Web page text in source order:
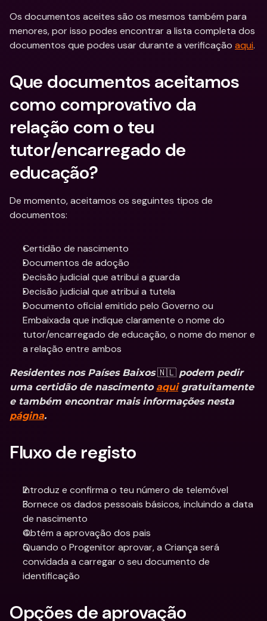
Os documentos aceites são os mesmos também para
menores, por isso podes encontrar a lista completa dos
documentos que podes usar durante a verificação aqui.
Que documentos aceitamos
como comprovativo da
relação com o teu
tutor/encarregado de
educação?
De momento, aceitamos os seguintes tipos de
documentos:
Certidão de nascimento
Documentos de adoção
Decisão judicial que atribui a guarda
Decisão judicial que atribui a tutela
Documento oficial emitido pelo Governo ou
Embaixada que indique claramente o nome do
tutor/encarregado de educação, o nome do menor e
a relação entre ambos
Residentes nos Países Baixos 🇳🇱 podem pedir
uma certidão de nascimento aqui gratuitamente
e também encontrar mais informações nesta
página.
Fluxo de registo
Introduz e confirma o teu número de telemóvel
Fornece os dados pessoais básicos, incluindo a data
de nascimento
Obtém a aprovação dos pais
Quando o Progenitor aprovar, a Criança será
convidada a carregar o seu documento de
identificação
Opções de aprovação